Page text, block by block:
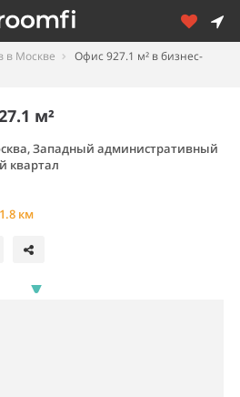
в Москве
Офис 927.1 м² в бизнес-
м²
Западный административный
квартал
1.8 км